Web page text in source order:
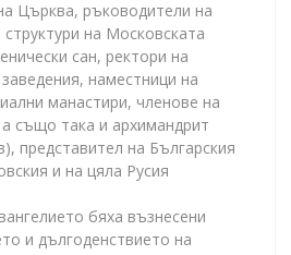
Църква, ръководители на
на Московската
сан, ректори на
наместници на
манастири, членове на
а също така и архимандрит
представител на Българския
и на цяла Русия
бяха възнесени
и дългоденствието на